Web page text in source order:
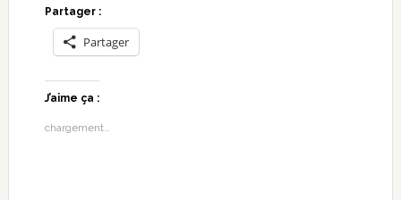
Partager :
Partager
J’aime ça :
chargement…